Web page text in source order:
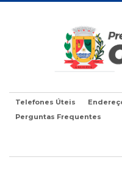
Telefones Úteis
Perguntas Frequentes